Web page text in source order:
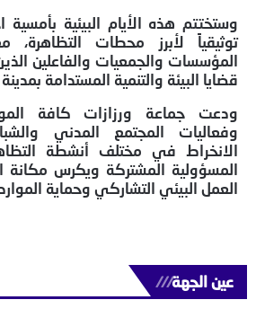
وستختتم هذه الأيام البيئية بأمسية
توثيقياً لأبرز محطات
المؤسسات والجمعيات والفاعلين
قضايا البيئة والتنمية المستدامة
ودعت جماعة ورزازات كافة
وفعاليات المجتمع المدني
الانخراط في مختلف أنشطة
المسؤولية المشتركة ويكرس
العمل البيئي التشاركي وحماية
عين الجهة///